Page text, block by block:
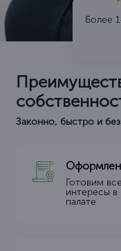
Более
Законно, быстро и
Готовим
интересы
палате